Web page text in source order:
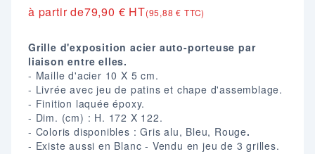
à partir de79,90 € HT(95,88 € TTC)
Grille d'exposition acier auto-porteuse par
liaison entre elles.
- Maille d'acier 10 X 5 cm.
- Livrée avec jeu de patins et chape d'assemblage.
- Finition laquée époxy.
- Dim. (cm) : H. 172 X 122.
- Coloris disponibles : Gris alu, Bleu, Rouge.
- Existe aussi en Blanc - Vendu en jeu de 3 grilles.